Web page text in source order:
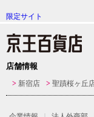
限定サイト
店舗情報
新宿店 聖蹟桜ヶ丘